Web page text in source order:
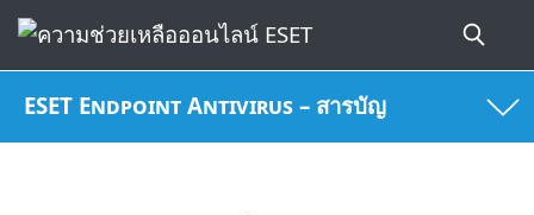
ESET Endpoint Antivirus – สารบัญ